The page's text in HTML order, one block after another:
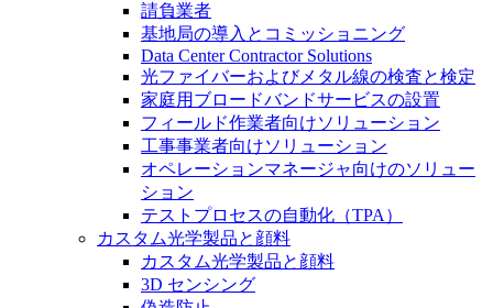
請負業者
基地局の導入とコミッショニング
Data Center Contractor Solutions
光ファイバーおよびメタル線の検査と検定
家庭用ブロードバンドサービスの設置
フィールド作業者向けソリューション
工事事業者向けソリューション
オペレーションマネージャ向けのソリュー
ション
テストプロセスの自動化（TPA）
カスタム光学製品と顔料
カスタム光学製品と顔料
3D センシング